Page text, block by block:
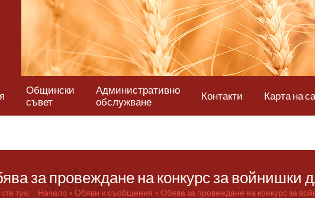
Общински
съвет
Административно
обслужване
Контакти Карта на
за провеждане на конкурс за войнишки
тук: Начало Обяви и съобщения Обява за провеждане на конкурс за